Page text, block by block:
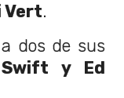
Vert.
dos de sus
y Ed